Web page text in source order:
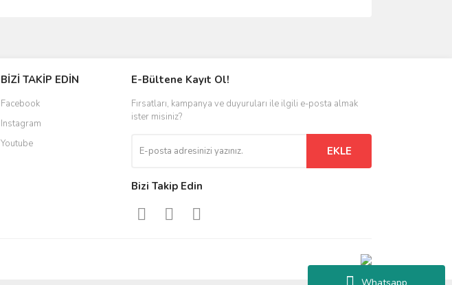
Whatsapp
BİZİ TAKİP EDİN
Facebook
Instagram
Youtube
E-Bültene Kayıt Ol!
Fırsatları, kampanya ve duyuruları ile ilgili e-posta almak
ister misiniz?
EKLE
Bizi Takip Edin